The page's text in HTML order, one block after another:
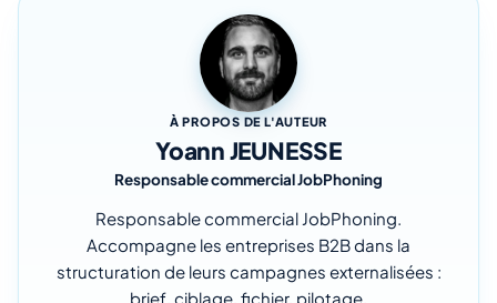
À PROPOS DE L'AUTEUR
Yoann JEUNESSE
Responsable commercial JobPhoning
Responsable commercial JobPhoning.
Accompagne les entreprises B2B dans la
structuration de leurs campagnes externalisées :
brief, ciblage, fichier, pilotage.